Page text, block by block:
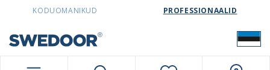
SWEDOORESTONIA NAVIGATION
KODUOMANIKUD PROFESSIONAALID